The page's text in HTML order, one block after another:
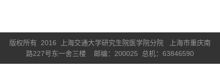
版权所有 2016 上海交通大学研究生院医学院分院 上海市重庆南
路227号东一舍三楼 邮编：200025 总机：63846590